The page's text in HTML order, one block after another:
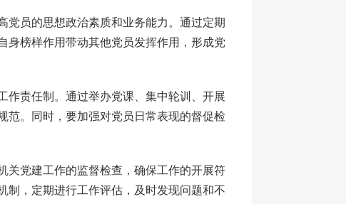
党员的思想政治素质和业务能力。通过定期
身榜样作用带动其他党员发挥作用，形成党
作责任制。通过举办党课、集中轮训、开展
范。同时，要加强对党员日常表现的督促检
关党建工作的监督检查，确保工作的开展符
制，定期进行工作评估，及时发现问题和不